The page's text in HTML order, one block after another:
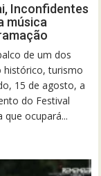
Inconfidentes
música
de um dos
histórico, turismo
15 de agosto, a
do Festival
ocupará...